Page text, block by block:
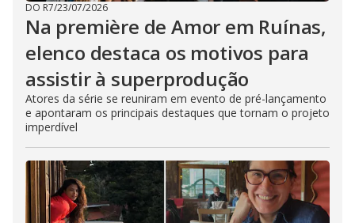
DO R7/23/07/2026
Na première de Amor em Ruínas,
elenco destaca os motivos para
assistir à superprodução
Atores da série se reuniram em evento de pré-lançamento
e apontaram os principais destaques que tornam o projeto
imperdível